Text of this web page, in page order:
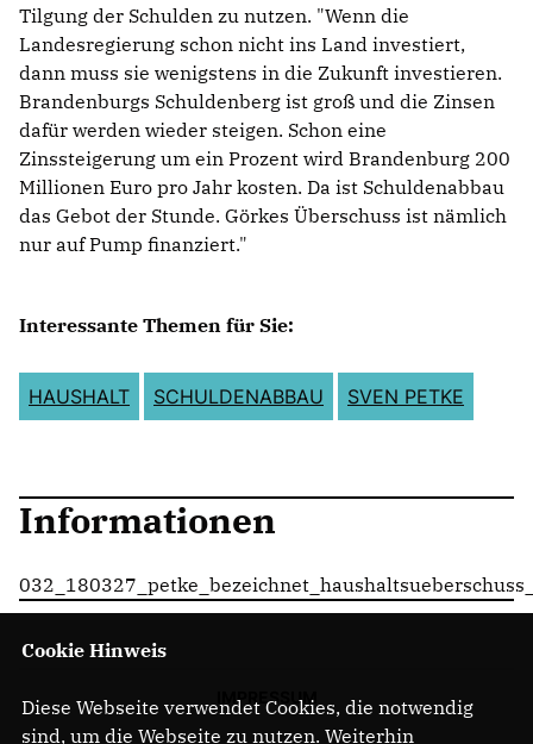
Tilgung der Schulden zu nutzen. "Wenn die
Landesregierung schon nicht ins Land investiert,
dann muss sie wenigstens in die Zukunft investieren.
Brandenburgs Schuldenberg ist groß und die Zinsen
dafür werden wieder steigen. Schon eine
Zinssteigerung um ein Prozent wird Brandenburg 200
Millionen Euro pro Jahr kosten. Da ist Schuldenabbau
das Gebot der Stunde. Görkes Überschuss ist nämlich
nur auf Pump finanziert."
Interessante Themen für Sie:
HAUSHALT SCHULDENABBAU SVEN PETKE
Informationen
IMPRESSUM
Cookie Hinweis
Diese Webseite verwendet Cookies, die notwendig
sind, um die Webseite zu nutzen. Weiterhin